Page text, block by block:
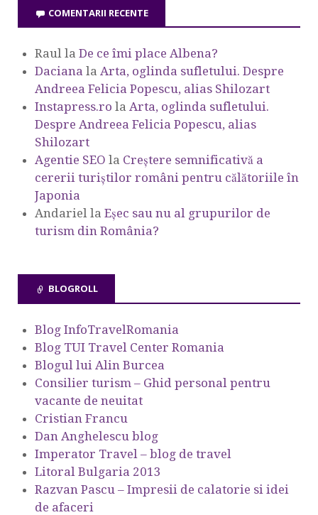
COMENTARII RECENTE
Raul la De ce îmi place Albena?
Daciana la Arta, oglinda sufletului. Despre
Andreea Felicia Popescu, alias Shilozart
Instapress.ro la Arta, oglinda sufletului.
Despre Andreea Felicia Popescu, alias
Shilozart
Agentie SEO la Creștere semnificativă a
cererii turiștilor români pentru călătoriile în
Japonia
Andariel la Eşec sau nu al grupurilor de
turism din România?
BLOGROLL
Blog InfoTravelRomania
Blog TUI Travel Center Romania
Blogul lui Alin Burcea
Consilier turism – Ghid personal pentru
vacante de neuitat
Cristian Francu
Dan Anghelescu blog
Imperator Travel – blog de travel
Litoral Bulgaria 2013
Razvan Pascu – Impresii de calatorie si idei
de afaceri